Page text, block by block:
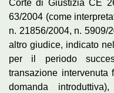
Corte di Giustizia CE
63/2004 (come
n. 21856/2004, n. 5909/
altro giudice, indicato
per il periodo
transazione
domanda